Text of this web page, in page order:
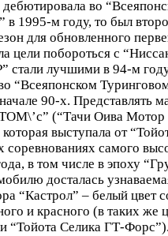
во
в 1995-м году, то был
для обновленного
цели побороться с
стали лучшими в 94-м
“Всеяпонском
90-х. Представлять
(“Тачи Оива Мотор
выступала от
соревнованиях самого
в том числе в эпоху
досталась
“Кастрол” – белый цвет
и красного (в таких же
“Тойота Селика ГТ-Форс”).